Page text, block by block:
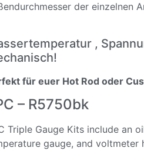
der einzelnen
,
für euer Hot Rod oder
– R5750bk
Triple Gauge Kits include an
gauge, and voltmeter